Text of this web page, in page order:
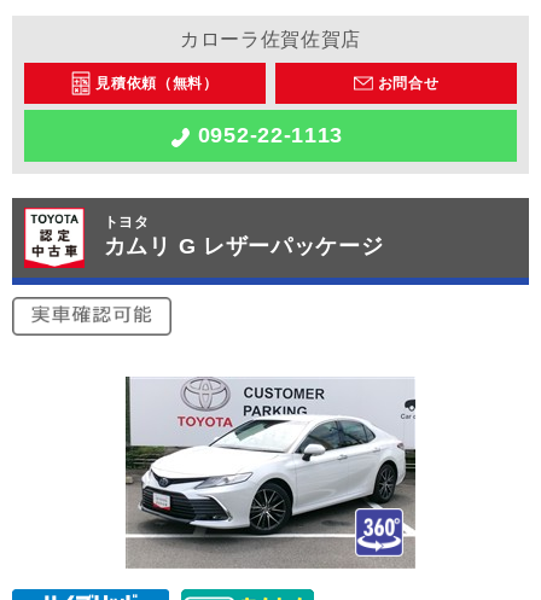
カローラ佐賀佐賀店
見積依頼（無料） お問合せ
0952-22-1113
トヨタ
カムリ G レザーパッケージ